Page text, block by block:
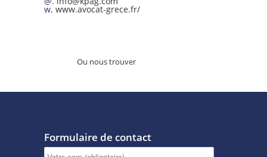
w. www.avocat-grece.fr/
Ou nous trouver
Formulaire de contact